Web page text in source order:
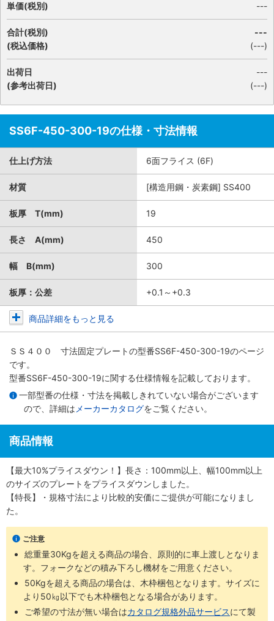
単価(税別) ---
合計(税別)
(税込価格)
---
(---)
出荷日
(参考出荷日)
---
(---)
SS6F-450-300-19の仕様・寸法情報
仕上げ方法 6面フライス (6F)
材質 [構造用鋼・炭素鋼] SS400
板厚 T(mm) 19
長さ A(mm) 450
幅 B(mm) 300
板厚：公差 +0.1～+0.3
商品詳細をもっと見る
ＳＳ４００ 寸法固定プレートの型番SS6F-450-300-19のページ
です。
型番SS6F-450-300-19に関する仕様情報を記載しております。
一部型番の仕様・寸法を掲載しきれていない場合がございます
ので、詳細は メーカーカタログをご覧ください。
商品情報
【最大10%プライスダウン！】長さ：100mm以上、幅100mm以上
のサイズのプレートをプライスダウンしました。
【特長】・規格寸法により比較的安価にご提供が可能になりまし
た。
ご注意
総重量30Kgを超える商品の場合、原則的に車上渡しとなりま
す。フォークなどの積み下ろし機材をご用意ください。
50Kgを超える商品の場合は、木枠梱包となります。サイズに
より50㎏以下でも木枠梱包となる場合があります。
ご希望の寸法が無い場合はカタログ規格外品サービス​にて製